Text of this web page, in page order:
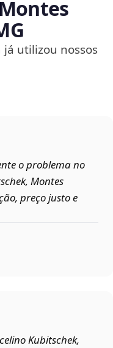
utilizou nossos
o problema no
Montes
preço justo e
Kubitschek,